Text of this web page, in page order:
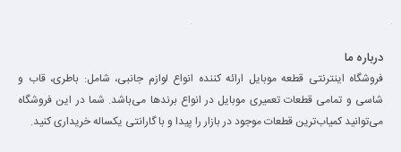
درباره ما
فروشگاه اینترنتی قطعه موبایل ارائه کننده انواع لوازم جانبی، شامل: باطری، قاب و
شاسی و تمامی قطعات تعمیری موبایل در انواع برند‌ها می‌باشد. شما در این فروشگاه
می‌توانید کمیاب‌ترین قطعات موجود در بازار را پیدا و با گارانتی یکساله خریداری کنید.